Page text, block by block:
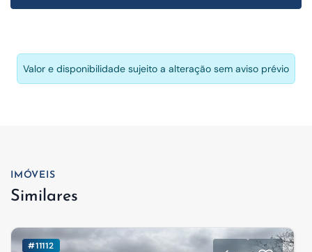
Valor e disponibilidade sujeito a alteração sem aviso prévio
IMÓVEIS
Similares
#11112